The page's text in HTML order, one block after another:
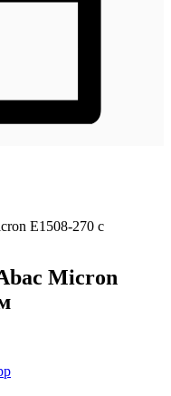
E1508-270 с
Micron